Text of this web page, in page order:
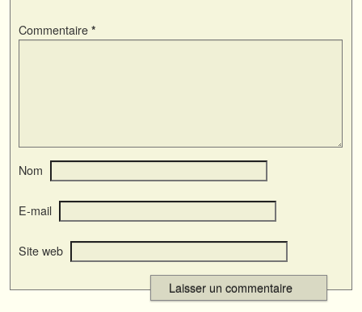
Commentaire *
Nom
E-mail
Site web